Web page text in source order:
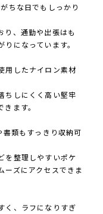
ちな日でもしっかり
り、通勤や出張はも
になっています。
用したナイロン素材
ちしにくく高い堅牢
ます。
類もすっきり収納可
を整理しやすいポケ
ーズにアクセスできま
く、ラフになりすぎ